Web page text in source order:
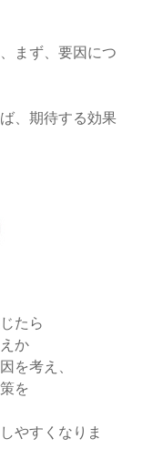
まず、要因につ
、期待する効果
たら
か
を考え、
を
やすくなりま